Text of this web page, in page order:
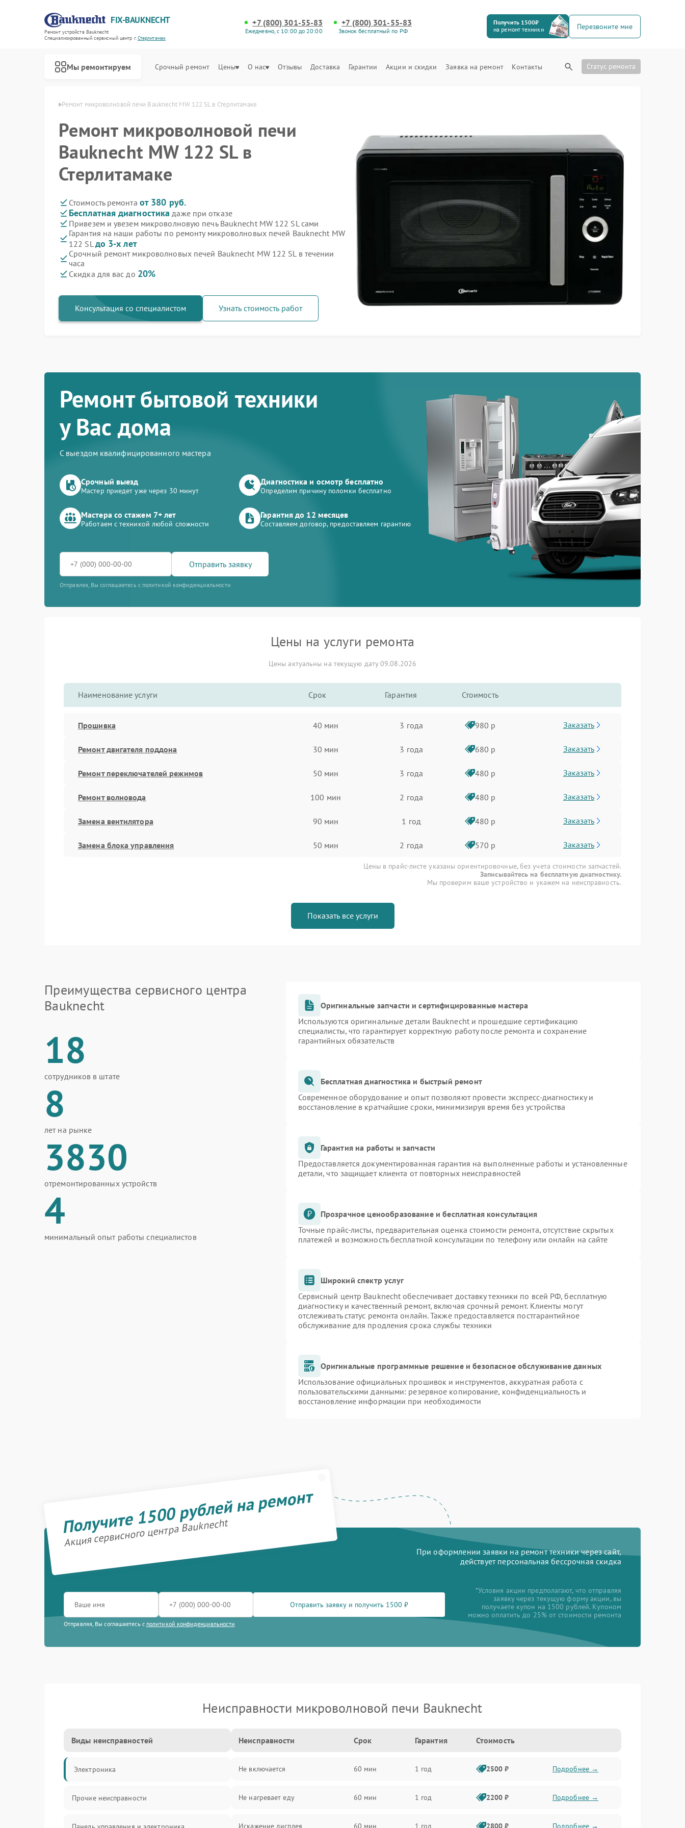
FIX-BAUKNECHT
Ремонт устройств Bauknecht
Специализированный cервисный центр г.Стерлитамак
+7 (800) 301-55-83
Ежедневно, с 10:00 до 20:00
+7 (800) 301-55-83
Звонок бесплатный по РФ
Получить 1500₽
на ремонт техники
Перезвоните мне
Мы ремонтируем Срочный ремонт Цены О нас Отзывы Доставка Гарантии Акции и скидки Заявка на ремонт Контакты Статус ремонта
Ремонт микроволновой печи Bauknecht MW 122 SL в Стерлитамаке
Ремонт микроволновой печи
Bauknecht MW 122 SL в
Стерлитамаке
Стоимость ремонта от 380 руб.
Бесплатная диагностика даже при отказе
Привезем и увезем микроволновую печь Bauknecht MW 122 SL сами
Гарантия на наши работы по ремонту микроволновых печей Bauknecht MW
122 SLдо 3-х лет
Срочный ремонт микроволновых печей Bauknecht MW 122 SL в течении
часа
Скидка для вас до 20%
Консультация со специалистом Узнать стоимость работ
Ремонт бытовой техники
у Вас дома
С выездом квалифицированного мастера
Срочный выезд
Мастер приедет уже через 30 минут
Диагностика и осмотр бесплатно
Определим причину поломки бесплатно
Мастера со стажем 7+ лет
Работаем с техникой любой сложности
Гарантия до 12 месяцев
Составляем договор, предоставляем гарантию
Отправить заявку
Отправляя, Вы соглашаетесь с политикой конфиденциальности
Цены на услуги ремонта
Цены актуальны на текущую дату 09.08.2026
Наименование услуги Срок Гарантия Стоимость
Прошивка 40 мин 3 года 980 р Заказать
Ремонт двигателя поддона 30 мин 3 года 680 р Заказать
Ремонт переключателей режимов 50 мин 3 года 480 р Заказать
Ремонт волновода 100 мин 2 года 480 р Заказать
Замена вентилятора 90 мин 1 год 480 р Заказать
Замена блока управления 50 мин 2 года 570 р Заказать
Цены в прайс-листе указаны ориентировочные, без учета стоимости запчастей.
Записывайтесь на бесплатную диагностику.
Мы проверим ваше устройство и укажем на неисправность.
Показать все услуги
Преимущества сервисного центра
Bauknecht
18
сотрудников в штате
8
лет на рынке
3830
отремонтированных устройств
4
минимальный опыт работы специалистов
Оригинальные запчасти и сертифицированные мастера
Используются оригинальные детали Bauknecht и прошедшие сертификацию
специалисты, что гарантирует корректную работу после ремонта и сохранение
гарантийных обязательств
Бесплатная диагностика и быстрый ремонт
Современное оборудование и опыт позволяют провести экспресс-диагностику и
восстановление в кратчайшие сроки, минимизируя время без устройства
Гарантия на работы и запчасти
Предоставляется документированная гарантия на выполненные работы и установленные
детали, что защищает клиента от повторных неисправностей
Прозрачное ценообразование и бесплатная консультация
Точные прайс-листы, предварительная оценка стоимости ремонта, отсутствие скрытых
платежей и возможность бесплатной консультации по телефону или онлайн на сайте
Широкий спектр услуг
Сервисный центр Bauknecht обеспечивает доставку техники по всей РФ, бесплатную
диагностику и качественный ремонт, включая срочный ремонт. Клиенты могут
отслеживать статус ремонта онлайн. Также предоставляется постгарантийное
обслуживание для продления срока службы техники
Оригинальные программные решение и безопасное обслуживание данных
Использование официальных прошивок и инструментов, аккуратная работа с
пользовательскими данными: резервное копирование, конфиденциальность и
восстановление информации при необходимости
Получите 1500 рублей на ремонт
Акция сервисного центра Bauknecht
При оформлении заявки на ремонт техники через сайт,
действует персональная бессрочная скидка
Отправить заявку и получить 1500 ₽
Отправляя, Вы соглашаетесь с политикой конфиденциальности
*Условия акции предполагают, что отправляя
заявку через текущую форму акции, вы
получаете купон на 1500 рублей. Купоном
можно оплатить до 25% от стоимости ремонта
Неисправности микроволновой печи Bauknecht
Виды неисправностей
Электроника
Прочие неисправности
Неисправности Срок Гарантия Стоимость
Не включается 60 мин 1 год 2500 ₽ Подробнее →
Не нагревает еду 60 мин 1 год 2200 ₽ Подробнее →
Искажение дисплея 60 мин 1 год 2800 ₽ Подробнее →